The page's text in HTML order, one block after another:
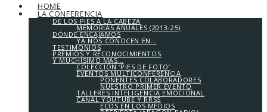
HOME
LA CONFERENCIA
DE LOS PIES A LA CABEZA
MEMORIAS ANUALES (2013-25)
DÓNDE ENCAJAMOS
YA NOS CONOCEN EN…
TESTIMONIOS
PREMIOS Y RECONOCIMIENTOS
Y MUCHÍSIMO MÁS…
COLECCIÓN ‘PIES DE FOTO’
EVENTOS MULTICONFERENCIA
PONENTES COLABORADORES
NUESTRO PRIMER EVENTO
TALLERES INTELIGENCIA EMOCIONAL
CANAL YOUTUBE Y RRSS
ECOS EN LOS MEDIOS